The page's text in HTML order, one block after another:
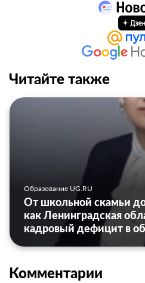
Читайте также
Образование UG.RU
От школьной скамьи
как Ленинградская
кадровый дефицит в
Комментарии